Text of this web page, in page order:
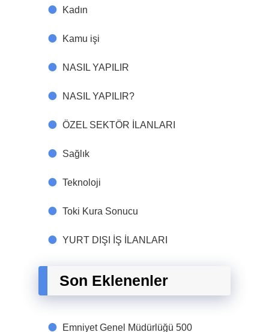
Kadın
Kamu işi
NASIL YAPILIR
NASIL YAPILIR?
ÖZEL SEKTÖR İLANLARI
Sağlık
Teknoloji
Toki Kura Sonucu
YURT DIŞI İŞ İLANLARI
Son Eklenenler
Emniyet Genel Müdürlüğü 500